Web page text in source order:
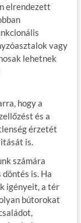
elrendezett
vagy
lehetnek
hogy a
és a
érzetét
is.
számára
is. Ha
igényeit, a tér
bútorokat